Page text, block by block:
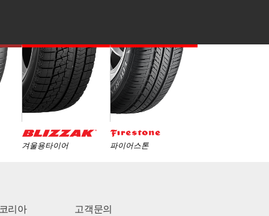
겨울용타이어 파이어스톤
리아 고객문의